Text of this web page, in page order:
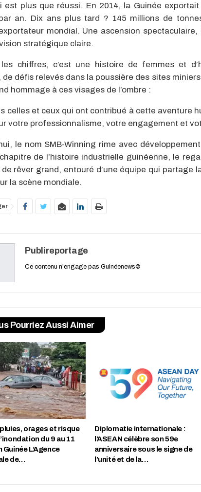
est plus que réussi. En 2014, la Guinée
an. Dix ans plus tard ? 145 millions de
mondial. Une ascension spectaculaire,
stratégique claire.
les chiffres, c’est une histoire de femmes et
de défis relevés dans la poussière des sites
hommage à ces visages de l’ombre :
celles et ceux qui ont contribué à cette aventure
votre professionnalisme, votre engagement et
le nom SMB-Winning rime avec
de l’histoire industrielle guinéenne, le
rêver grand, entouré d’une équipe qui partage
la scène mondiale.
Publireportage
Ce contenu n'engage pas Guinéenews©
Pourriez Aussi Aimer
orages et risque
du 9 au 11
Guinée L’Agence
de…
Diplomatie internationale :
l’ASEAN célèbre son 59e
anniversaire sous le signe de
l’unité et de la…